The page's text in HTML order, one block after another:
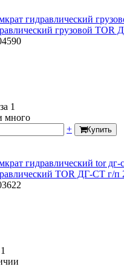
грузовой TOR
за 1
много
+ Купить
TOR ДГ-CT г/п